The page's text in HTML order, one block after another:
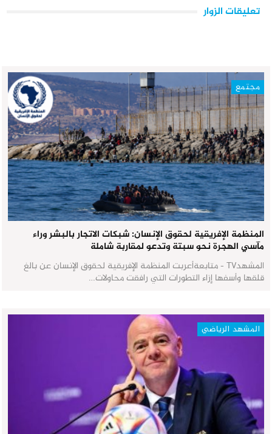
تعليقات الزوار
مجتمع
المنظمة الإفريقية لحقوق الإنسان: شبكات الاتجار بالبشر وراء
مآسي الهجرة نحو سبتة وتدعو لمقاربة شاملة
المشهدTV - متابعةأعربت المنظمة الإفريقية لحقوق الإنسان عن بالغ
قلقها وأسفها إزاء التطورات التي رافقت محاولات…
المشهد الرياضي